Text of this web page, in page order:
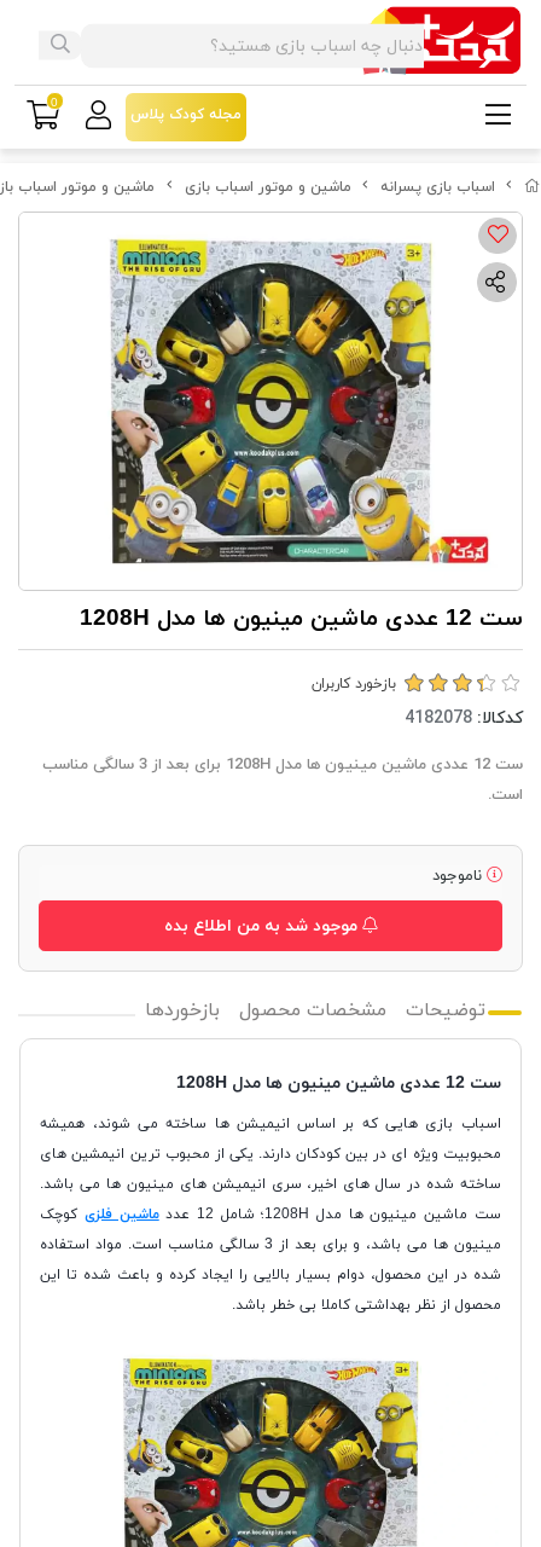
اسباب بازی پسرانه ماشین و موتور اسباب بازی ماشین و موتور اسباب
ست 12 عددی ماشین مینیون ها مدل 1208H
بازخورد کاربران
کدکالا:
ست 12 عددی ماشین مینیون ها مدل 1208H برای بعد از 3 سالگی مناسب
است.
ناموجود
موجود شد به من اطلاع بده
توضیحات مشخصات محصول بازخوردها
ست 12 عددی ماشین مینیون ها مدل 1208H
اسباب بازی هایی که بر اساس انیمیشن ها ساخته می شوند، همیشه
محبوبیت ویژه ای در بین کودکان دارند. یکی از محبوب ترین انیمشین های
ساخته شده در سال های اخیر، سری انیمیشن های مینیون ها می باشد.
ست ماشین مینیون ها مدل 1208H؛ شامل 12 عدد
ماشین فلزیکوچک
مینیون ها می باشد، و برای بعد از 3 سالگی مناسب است. مواد استفاده
شده در این محصول، دوام بسیار بالایی را ایجاد کرده و باعث شده تا این
محصول از نظر بهداشتی کاملا بی خطر باشد.
مجله کودک پلاس
0